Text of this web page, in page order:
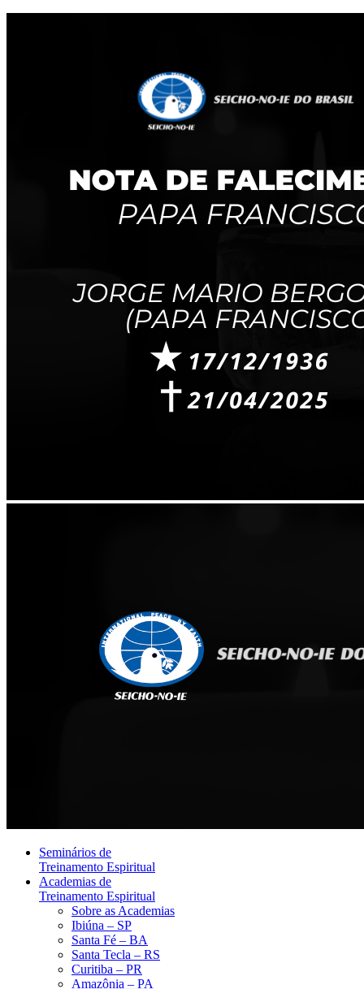
Seminários de
Treinamento Espiritual
Academias de
Treinamento Espiritual
Sobre as Academias
Ibiúna – SP
Santa Fé – BA
Santa Tecla – RS
Curitiba – PR
Amazônia – PA